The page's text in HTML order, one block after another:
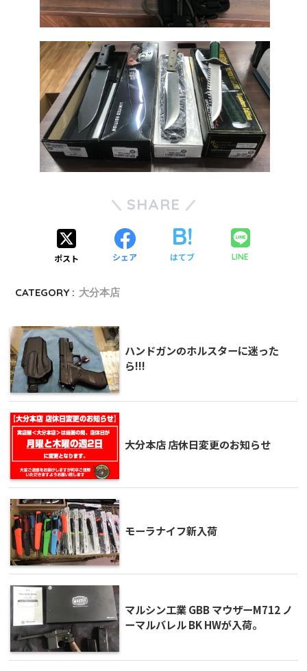
SHARE
ポスト シェア はてブ LINE
CATEGORY : 大分本店
ハンドガンのホルスターに迷った
ら!!!
大分本店 店休日変更のお知らせ
モーラナイフ新入荷
マルシン工業 GBB マウザーM712 ノ
ーマルバレル BK HWが入荷。